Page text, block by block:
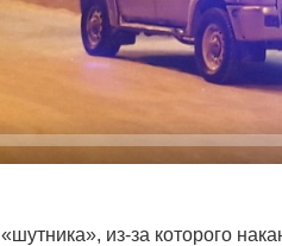
«шутника», из-за которого